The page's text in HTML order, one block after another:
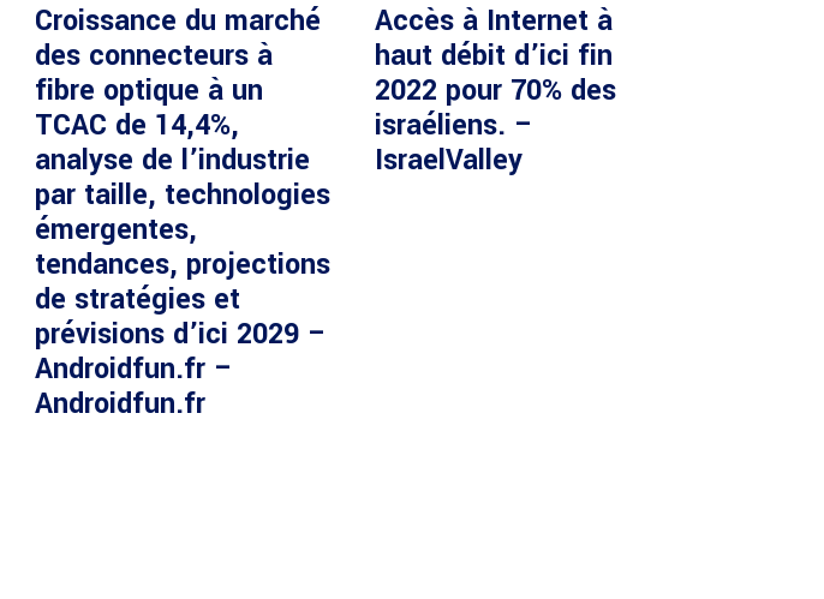
Croissance du marché
des connecteurs à
fibre optique à un
TCAC de 14,4%,
analyse de l’industrie
par taille, technologies
émergentes,
tendances, projections
de stratégies et
prévisions d’ici 2029 –
Androidfun.fr –
Androidfun.fr
Accès à Internet à
haut débit d’ici fin
2022 pour 70% des
israéliens. –
IsraelValley